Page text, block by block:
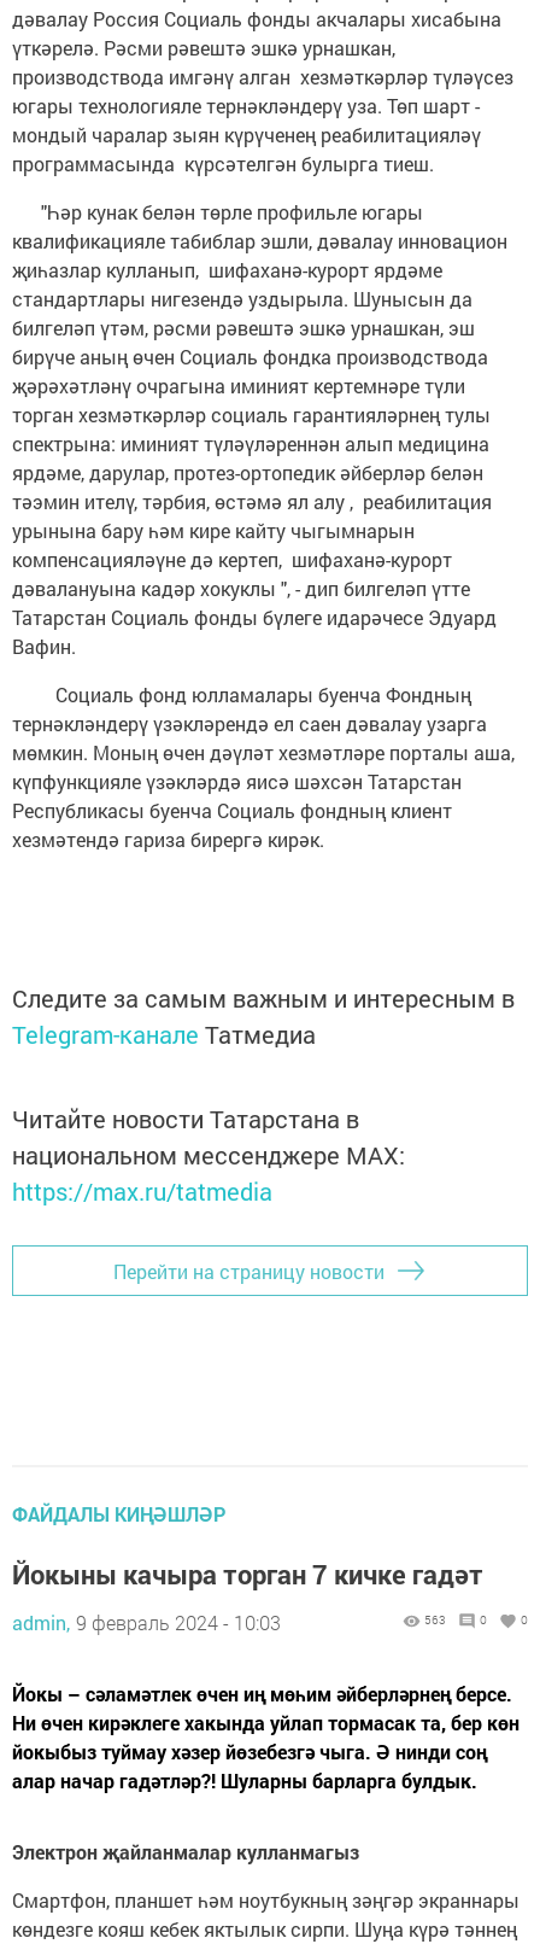
дәвалау Россия Социаль фонды акчалары хисабына
үткәрелә. Рәсми рәвештә эшкә урнашкан,
производствода имгәнү алган хезмәткәрләр түләүсез
югары технологияле тернәкләндерү уза. Төп шарт -
мондый чаралар зыян күрүченең реабилитацияләү
программасында күрсәтелгән булырга тиеш.
"Һәр кунак белән төрле профильле югары
квалификацияле табиблар эшли, дәвалау инновацион
җиһазлар кулланып, шифаханә-курорт ярдәме
стандартлары нигезендә уздырыла. Шунысын да
билгеләп үтәм, рәсми рәвештә эшкә урнашкан, эш
бирүче аның өчен Социаль фондка производствода
җәрәхәтләнү очрагына иминият кертемнәре түли
торган хезмәткәрләр социаль гарантияләрнең тулы
спектрына: иминият түләүләреннән алып медицина
ярдәме, дарулар, протез-ортопедик әйберләр белән
тәэмин ителү, тәрбия, өстәмә ял алу , реабилитация
урынына бару һәм кире кайту чыгымнарын
компенсацияләүне дә кертеп, шифаханә-курорт
дәвалануына кадәр хокуклы ", - дип билгеләп үтте
Татарстан Социаль фонды бүлеге идарәчесе Эдуард
Вафин.
Социаль фонд юлламалары буенча Фондның
тернәкләндерү үзәкләрендә ел саен дәвалау узарга
мөмкин. Моның өчен дәүләт хезмәтләре порталы аша,
күпфункцияле үзәкләрдә яисә шәхсән Татарстан
Республикасы буенча Социаль фондның клиент
хезмәтендә гариза бирергә кирәк.
Следите за самым важным и интересным в
Telegram-канале Татмедиа
Читайте новости Татарстана в
национальном мессенджере MАХ:
https://max.ru/tatmedia
Перейти на страницу новости
ФАЙДАЛЫ КИҢӘШЛӘР
Йокыны качыра торган 7 кичке гадәт
admin, 9 февраль 2024 - 10:03 563 0 0
Йокы – сәламәтлек өчен иң мөһим әйберләрнең берсе.
Ни өчен кирәклеге хакында уйлап тормасак та, бер көн
йокыбыз туймау хәзер йөзебезгә чыга. Ә нинди соң
алар начар гадәтләр?! Шуларны барларга булдык.
Электрон җайланмалар кулланмагыз
Смартфон, планшет һәм ноутбукның зәңгәр экраннары
көндезге кояш кебек яктылык сирпи. Шуңа күрә тәннең